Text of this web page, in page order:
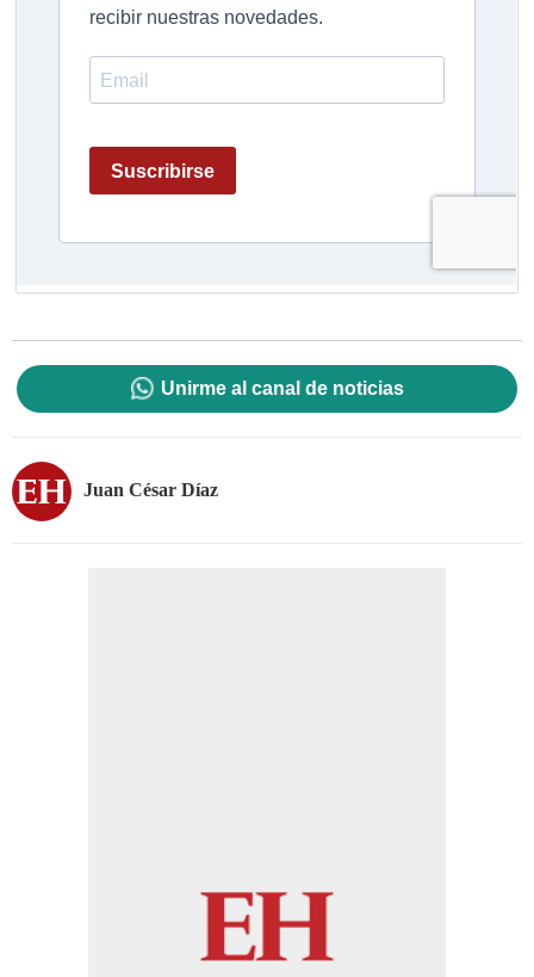
Unirme al canal de noticias
Juan César Díaz